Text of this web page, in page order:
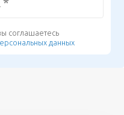
соглашаетесь
данных